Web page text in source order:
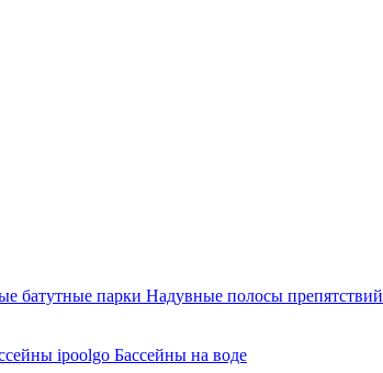
батутные парки Надувные полосы препятствий
ipoolgo Бассейны на воде